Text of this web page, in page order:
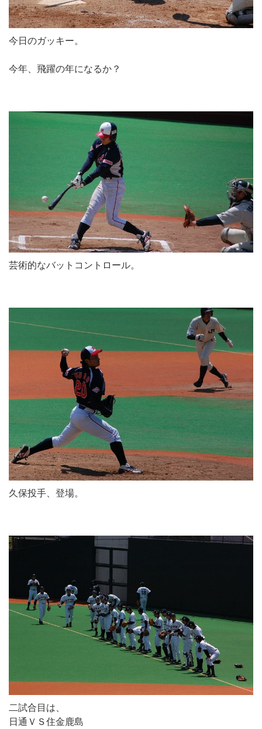
今日のガッキー。
今年、飛躍の年になるか？
芸術的なバットコントロール。
久保投手、登場。
二試合目は、
日通ＶＳ住金鹿島